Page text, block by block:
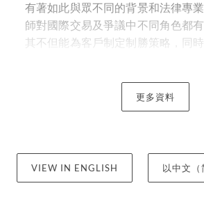
有著如此與眾不同的背景和法律專
師對國際交易及爭議中不同角色都
其不但能為客戶制定制勝策略，同
國際仲裁及跨境爭議進行授課和培
京群島國際仲裁中心規則委員會的成
南（香港）國際仲裁院（SCIAHK）
更多資料
VIEW IN ENGLISH 以中文（